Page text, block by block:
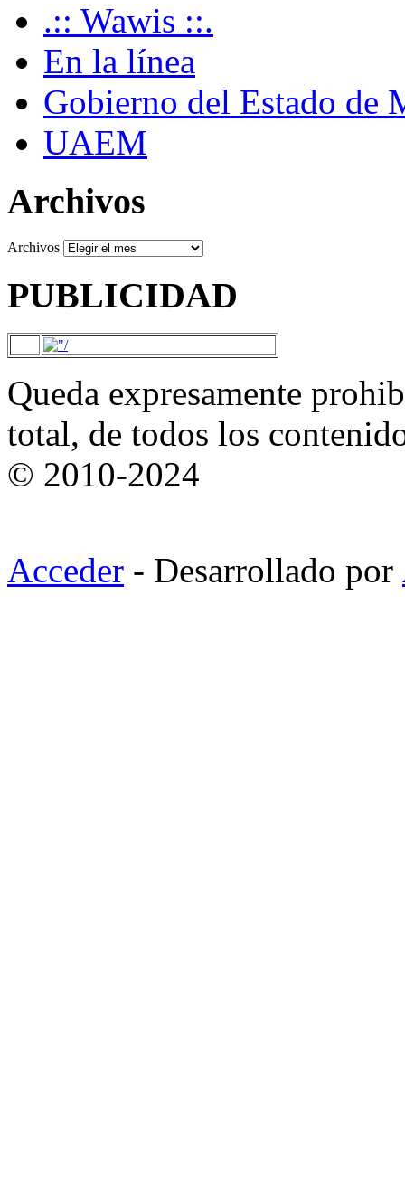
.:: Wawis ::.
En la línea
Gobierno del Estado de
UAEM
Archivos
Archivos
PUBLICIDAD
Queda expresamente
total, de todos los
© 2010-2024
Acceder - Desarrollado por